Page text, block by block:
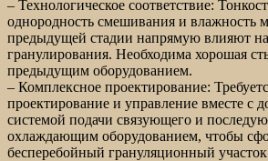
– Технологическое соответствие:
однородность смешивания и влажность
предыдущей стадии напрямую влияют на
гранулирования. Необходима хорошая
предыдущим оборудованием.
– Комплексное проектирование:
проектирование и управление вместе с
системой подачи связующего и
охлаждающим оборудованием, чтобы
бесперебойный грануляционный